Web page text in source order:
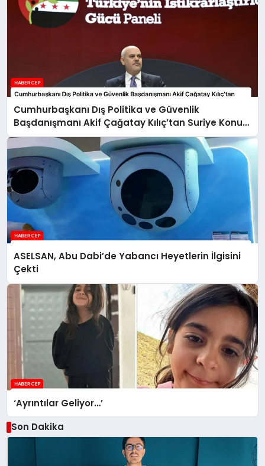
Cumhurbaşkanı Dış Politika ve Güvenlik
Başdanışmanı Akif Çağatay Kılıç’tan Suriye Konulu
Panelde Önemli Değerlendirmeler
ASELSAN, Abu Dabi’de Yabancı Heyetlerin İlgisini
Çekti
‘Ayrıntılar Geliyor…’
Son Dakika